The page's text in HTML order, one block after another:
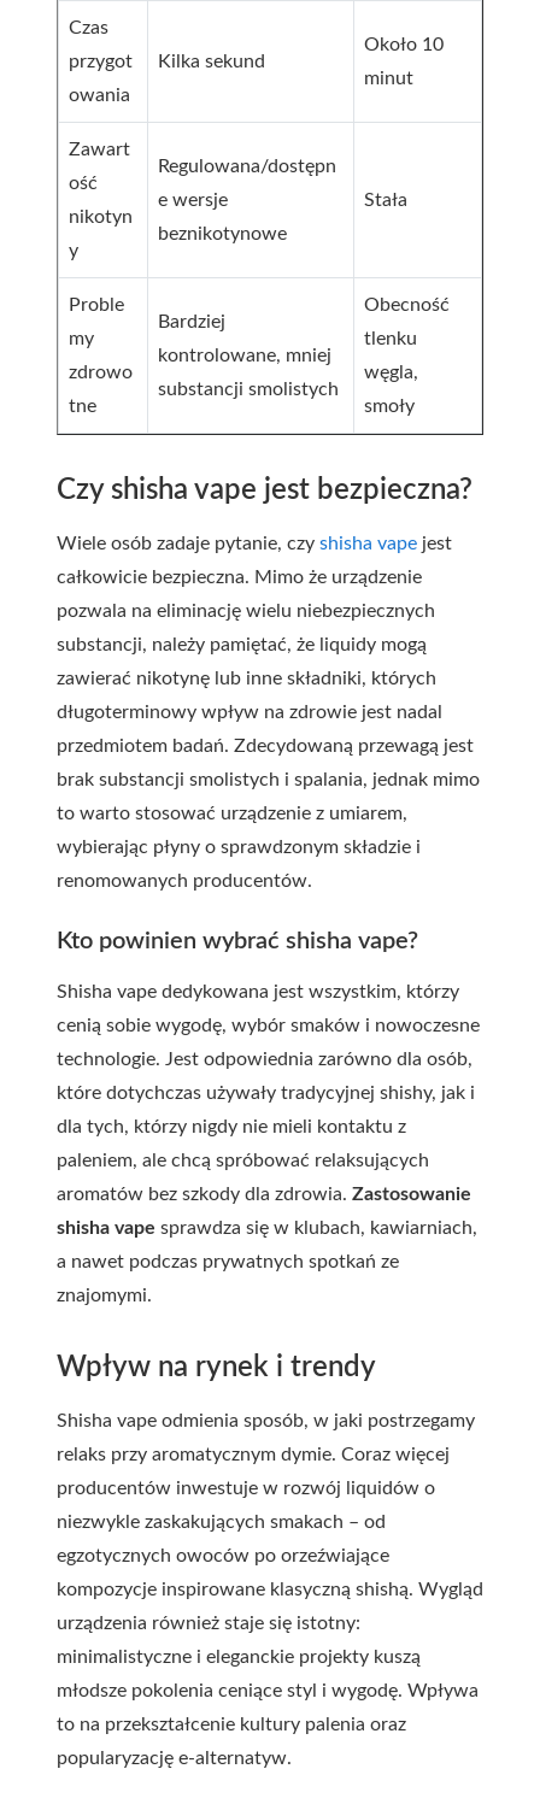
Czas
przygot
owania
Kilka sekund
Około 10
minut
Zawart
ość
nikotyn
y
Regulowana/dostępn
e wersje
beznikotynowe
Stała
Proble
my
zdrowo
tne
Bardziej
kontrolowane, mniej
substancji smolistych
Obecność
tlenku
węgla,
smoły
Czy shisha vape jest bezpieczna?
Wiele osób zadaje pytanie, czy shisha vape jest
całkowicie bezpieczna. Mimo że urządzenie
pozwala na eliminację wielu niebezpiecznych
substancji, należy pamiętać, że liquidy mogą
zawierać nikotynę lub inne składniki, których
długoterminowy wpływ na zdrowie jest nadal
przedmiotem badań. Zdecydowaną przewagą jest
brak substancji smolistych i spalania, jednak mimo
to warto stosować urządzenie z umiarem,
wybierając płyny o sprawdzonym składzie i
renomowanych producentów.
Kto powinien wybrać shisha vape?
Shisha vape dedykowana jest wszystkim, którzy
cenią sobie wygodę, wybór smaków i nowoczesne
technologie. Jest odpowiednia zarówno dla osób,
które dotychczas używały tradycyjnej shishy, jak i
dla tych, którzy nigdy nie mieli kontaktu z
paleniem, ale chcą spróbować relaksujących
aromatów bez szkody dla zdrowia. Zastosowanie
shisha vape sprawdza się w klubach, kawiarniach,
a nawet podczas prywatnych spotkań ze
znajomymi.
Wpływ na rynek i trendy
Shisha vape odmienia sposób, w jaki postrzegamy
relaks przy aromatycznym dymie. Coraz więcej
producentów inwestuje w rozwój liquidów o
niezwykle zaskakujących smakach – od
egzotycznych owoców po orzeźwiające
kompozycje inspirowane klasyczną shishą. Wygląd
urządzenia również staje się istotny:
minimalistyczne i eleganckie projekty kuszą
młodsze pokolenia ceniące styl i wygodę. Wpływa
to na przekształcenie kultury palenia oraz
popularyzację e-alternatyw.